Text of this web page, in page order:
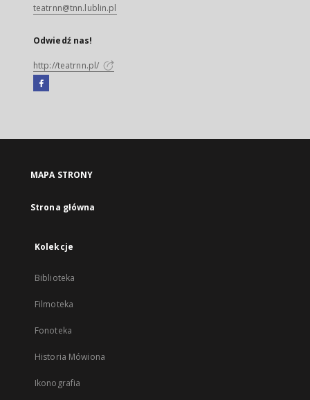
teatrnn@tnn.lublin.pl
Odwiedź nas!
http://teatrnn.pl/
Facebook
się
karcie
MAPA STRONY
Strona główna
Kolekcje
Biblioteka
Filmoteka
Fonoteka
Historia Mówiona
Ikonografia